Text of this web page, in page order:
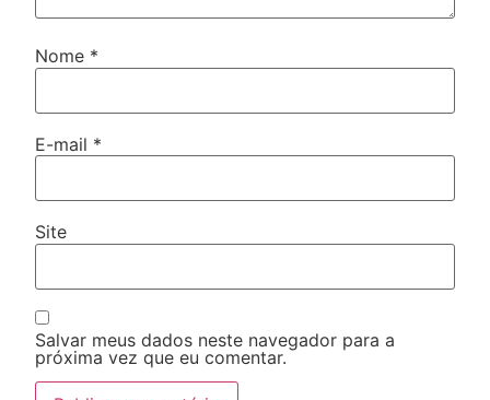
Nome *
E-mail *
Site
Salvar meus dados neste navegador para a
próxima vez que eu comentar.